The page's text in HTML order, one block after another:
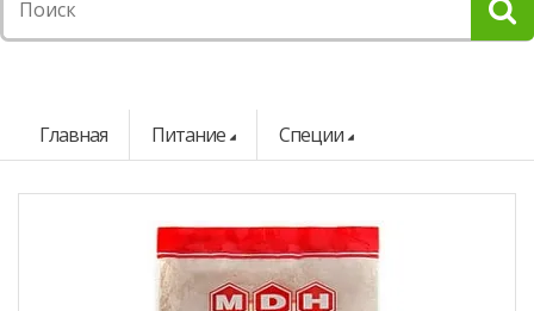
Главная Питание Специи